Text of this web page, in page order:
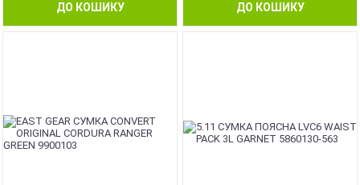
ДО КОШИКУ ДО КОШИКУ